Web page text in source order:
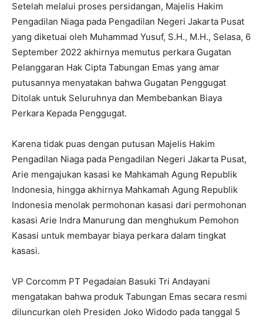
Setelah melalui proses persidangan, Majelis Hakim
Pengadilan Niaga pada Pengadilan Negeri Jakarta Pusat
yang diketuai oleh Muhammad Yusuf, S.H., M.H., Selasa, 6
September 2022 akhirnya memutus perkara Gugatan
Pelanggaran Hak Cipta Tabungan Emas yang amar
putusannya menyatakan bahwa Gugatan Penggugat
Ditolak untuk Seluruhnya dan Membebankan Biaya
Perkara Kepada Penggugat.
Karena tidak puas dengan putusan Majelis Hakim
Pengadilan Niaga pada Pengadilan Negeri Jakarta Pusat,
Arie mengajukan kasasi ke Mahkamah Agung Republik
Indonesia, hingga akhirnya Mahkamah Agung Republik
Indonesia menolak permohonan kasasi dari permohonan
kasasi Arie Indra Manurung dan menghukum Pemohon
Kasasi untuk membayar biaya perkara dalam tingkat
kasasi.
VP Corcomm PT Pegadaian Basuki Tri Andayani
mengatakan bahwa produk Tabungan Emas secara resmi
diluncurkan oleh Presiden Joko Widodo pada tanggal 5